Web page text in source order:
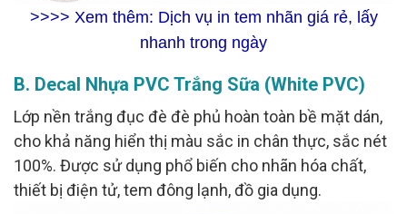
>>>> Xem thêm: Dịch vụ in tem nhãn giá rẻ, lấy
nhanh trong ngày
B. Decal Nhựa PVC Trắng Sữa (White PVC)
Lớp nền trắng đục đè đè phủ hoàn toàn bề mặt dán,
cho khả năng hiển thị màu sắc in chân thực, sắc nét
100%. Được sử dụng phổ biến cho nhãn hóa chất,
thiết bị điện tử, tem đông lạnh, đồ gia dụng.